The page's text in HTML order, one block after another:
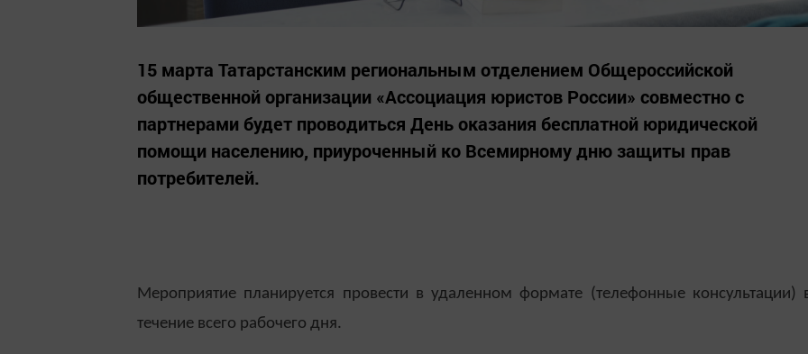
15 марта Татарстанским региональным отделением Общероссийской
общественной организации «Ассоциация юристов России» совместно с
партнерами будет проводиться День оказания бесплатной юридической
помощи населению, приуроченный ко Всемирному дню защиты прав
потребителей.
Мероприятие планируется провести в удаленном формате (телефонные консультации)
течение всего рабочего дня.